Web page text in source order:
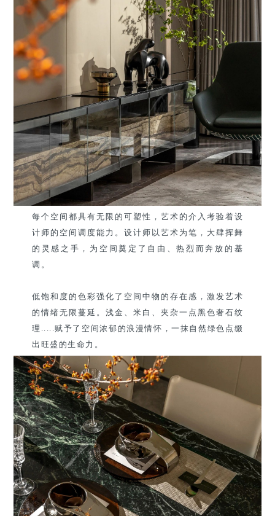
每个空间都具有无限的可塑性，艺术的介入考验着设
计师的空间调度能力。设计师以艺术为笔，大肆挥舞
的灵感之手，为空间奠定了自由、热烈而奔放的基
调。
低饱和度的色彩强化了空间中物的存在感，激发艺术
的情绪无限蔓延。浅金、米白、夹杂一点黑色奢石纹
理.....赋予了空间浓郁的浪漫情怀，一抹自然绿色点缀
出旺盛的生命力。